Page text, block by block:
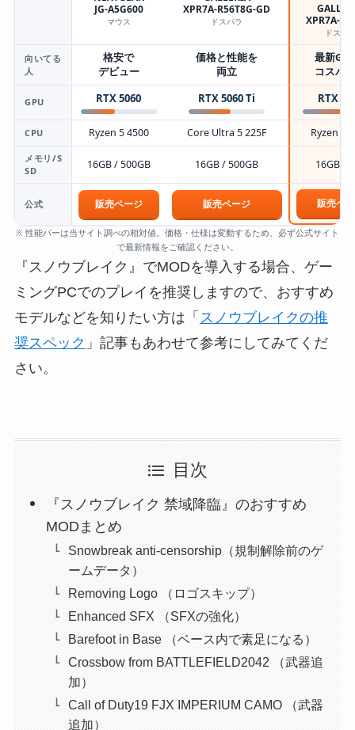
JG-A5G600
マウス
XPR7A-R56T8G-GD
ドスパラ
XPR7A-
ドスパ
向いてる
人
格安で
デビュー
価格と性能を
両立
最新
コスパ
GPU RTX 5060 RTX 5060 Ti RTX
CPU Ryzen 5 4500 Core Ultra 5 225F Ryzen 7
メモリ/S
SD
16GB / 500GB 16GB / 500GB 16GB /
公式 販売ページ 販売ページ 販売ペ
※ 性能バーは当サイト調べの相対値。価格・仕様は変動するため、必ず公式サイト
で最新情報をご確認ください。
『スノウブレイク』でMODを導入する場合、ゲー
ミングPCでのプレイを推奨しますので、おすすめ
モデルなどを知りたい方は「 スノウブレイクの推
奨スペック 」記事もあわせて参考にしてみてくだ
さい。
目次
『スノウブレイク 禁域降臨』のおすすめ
MODまとめ
Snowbreak anti-censorship（規制解除前のゲ
ームデータ）
Removing Logo （ロゴスキップ）
Enhanced SFX （SFXの強化）
Barefoot in Base （ベース内で素足になる）
Crossbow from BATTLEFIELD2042 （武器追
加）
Call of Duty19 FJX IMPERIUM CAMO （武器
追加）